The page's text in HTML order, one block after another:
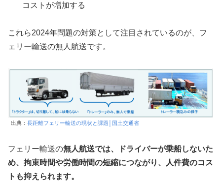
コストが増加する
これら2024年問題の対策として注目されているのが、フ
ェリー輸送の無人航送です。
出典： 長距離フェリー輸送の現状と課題│国土交通省
フェリー輸送の無人航送では、ドライバーが乗船しないた
め、拘束時間や労働時間の短縮につながり、人件費のコス
トも抑えられます。